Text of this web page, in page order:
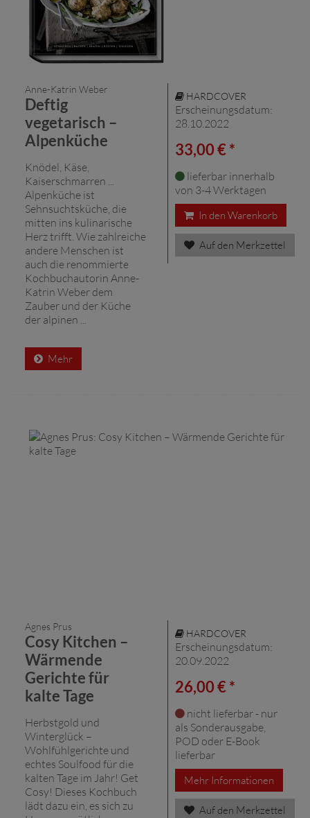
Anne-Katrin Weber
Deftig
vegetarisch –
Alpenküche
Knödel, Käse,
Kaiserschmarren ...
Alpenküche ist
Sehnsuchtsküche, die
mitten ins kulinarische
Herz trifft. Wie zahlreiche
andere Menschen ist
auch die renommierte
Kochbuchautorin Anne-
Katrin Weber dem
Zauber und der Küche
der alpinen ...
Mehr
HARDCOVER
Erscheinungsdatum:
28.10.2022
33,00 € *
lieferbar innerhalb
von 3-4 Werktagen
In den Warenkorb
Auf den Merkzettel
Agnes Prus
Cosy Kitchen –
Wärmende
Gerichte für
kalte Tage
Herbstgold und
Winterglück –
Wohlfühlgerichte und
echtes Soulfood für die
kalten Tage im Jahr! Get
Cosy! Dieses Kochbuch
lädt dazu ein, es sich zu
HARDCOVER
Erscheinungsdatum:
20.09.2022
26,00 € *
nicht lieferbar - nur
als Sonderausgabe,
POD oder E-Book
lieferbar
Mehr Informationen
Auf den Merkzettel